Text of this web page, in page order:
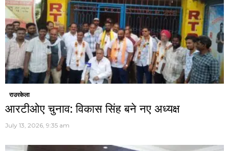
राउरकेला
आरटीओए चुनाव: विकास सिंह बने नए अध्यक्ष
July 13, 2026, 9:35 am